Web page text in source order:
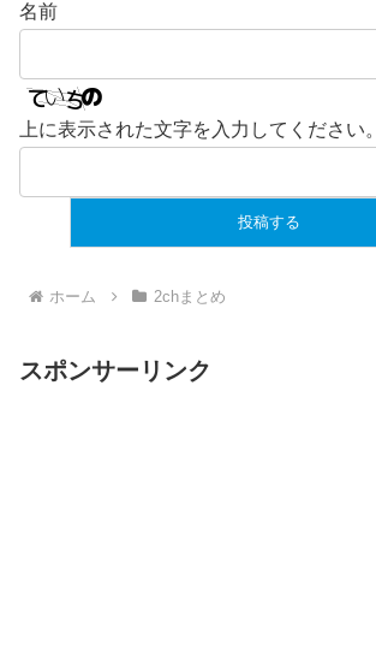
名前
上に表示された文字を入力してください。
ホーム 2chまとめ
スポンサーリンク